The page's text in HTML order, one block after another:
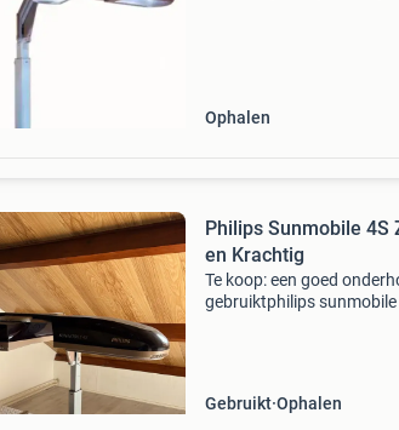
Ophalen
Philips Sunmobile 4S
en Krachtig
Te koop: een goed
gebruiktphilips
Gebruikt Ophalen